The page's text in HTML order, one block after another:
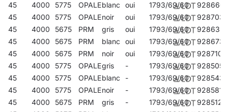
45
4000 5775 OPALEblanc oui 1793/69/60
928666
45
4000 5775 OPALEnoir oui 1793/69/60
928703
45
4000 5675 PRM gris oui 1793/69/60
928635
45
4000 5675 PRM blanc oui 1793/69/60
928673
45
4000 5675 PRM noir oui 1793/69/60
928710
45
4000 5775 OPALEgris - 1793/69/60
928505
45
4000 5775 OPALEblanc - 1793/69/60
928543
45
4000 5775 OPALEnoir - 1793/69/60
928581
45
4000 5675 PRM gris - 1793/69/60
928512